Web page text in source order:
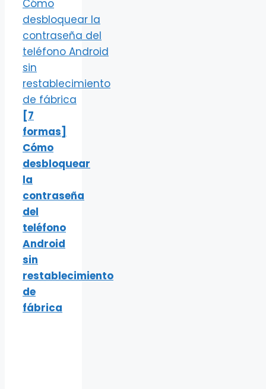
[7
formas]
Cómo
desbloquear
la
contraseña
del
teléfono
Android
sin
restablecimiento
de
fábrica